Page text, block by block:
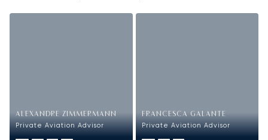
ALEXANDRE ZIMMERMANN
Private Aviation Advisor
FRANCESCA GALANTE
Private Aviation Advisor